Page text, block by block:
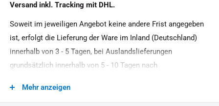
Versand inkl. Tracking mit DHL.
Soweit im jeweiligen Angebot keine andere Frist angegeben
ist, erfolgt die Lieferung der Ware im Inland (Deutschland)
innerhalb von 3 - 5 Tagen, bei Auslandslieferungen
grundsätzlich innerhalb von 5 - 10 Tagen nach
Zeitpunkt Ihrer Zahlungsanweisung).Beachten Sie, dass an
Mehr anzeigen